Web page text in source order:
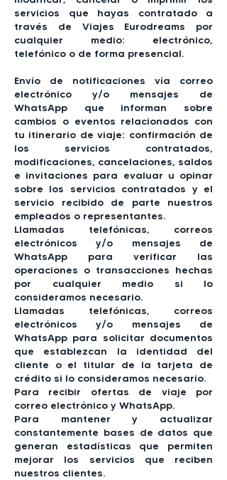
servicios que hayas contratado a
través de Viajes Eurodreams por
cualquier medio: electrónico,
telefónico o de forma presencial.
Envío de notificaciones vía correo
electrónico y/o mensajes de
WhatsApp que informan sobre
cambios o eventos relacionados con
tu itinerario de viaje: confirmación de
los servicios contratados,
modificaciones, cancelaciones, saldos
e invitaciones para evaluar u opinar
sobre los servicios contratados y el
servicio recibido de parte nuestros
empleados o representantes.
Llamadas telefónicas, correos
electrónicos y/o mensajes de
WhatsApp para verificar las
operaciones o transacciones hechas
por cualquier medio si lo
consideramos necesario.
Llamadas telefónicas, correos
electrónicos y/o mensajes de
WhatsApp para solicitar documentos
que establezcan la identidad del
cliente o el titular de la tarjeta de
crédito si lo consideramos necesario.
Para recibir ofertas de viaje por
correo electrónico y WhatsApp.
Para mantener y actualizar
constantemente bases de datos que
generan estadísticas que permiten
mejorar los servicios que reciben
nuestros clientes.